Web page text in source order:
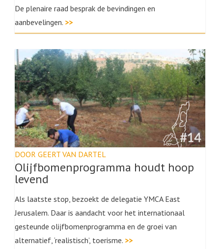
De plenaire raad besprak de bevindingen en
aanbevelingen. >>
DOOR GEERT VAN DARTEL
Olijfbomenprogramma houdt hoop
levend
Als laatste stop, bezoekt de delegatie YMCA East
Jerusalem. Daar is aandacht voor het internationaal
gesteunde olijfbomenprogramma en de groei van
alternatief, ‘realistisch’, toerisme. >>